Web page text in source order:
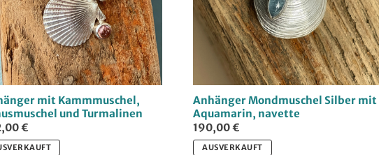
mit Kammmuschel,
und Turmalinen
€
Anhänger Mondmuschel Silber mit
Aquamarin, navette
190,00 €
AUSVERKAUFT